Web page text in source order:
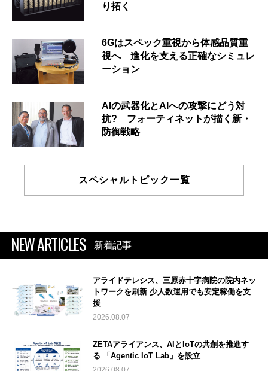
り拓く
6Gはスペック重視から体感品質重
視へ 進化を支える正確なシミュレ
ーション
AIの武器化とAIへの攻撃にどう対
抗? フォーティネットが描く新・
防御戦略
スペシャルトピック一覧
NEW ARTICLES 新着記事
アライドテレシス、三原赤十字病院の院内ネッ
トワークを刷新 少人数運用でも安定稼働を支
援
2026.08.07
ZETAアライアンス、AIとIoTの共創を推進す
る 「Agentic IoT Lab」を設立